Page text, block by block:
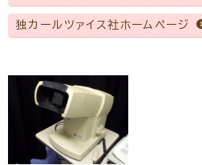
独カールツァイス社ホームページ